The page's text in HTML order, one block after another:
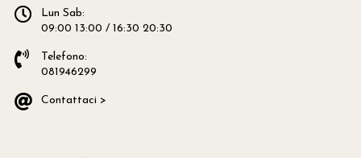
Lun Sab:
09:00 13:00 / 16:30 20:30
Telefono:
081946299
Contattaci >